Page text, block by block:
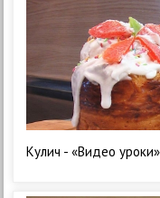
Кулич - «Видео уроки»